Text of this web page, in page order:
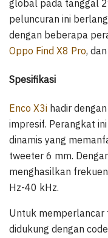
global pada tanggal
peluncuran ini
dengan beberapa
Oppo Find X8 Pro,
Spesifikasi
Enco X3i hadir
impresif. Perangkat
dinamis yang
tweeter 6 mm.
menghasilkan
Hz-40 kHz.
Untuk memperlancar
didukung dengan